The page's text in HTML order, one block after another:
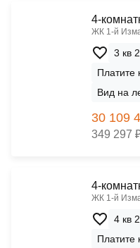
4-
ЖК 1‑й
3 кв
Платите
Вид на
30 109
349 297
4-
ЖК 1‑й
4 кв
Платите